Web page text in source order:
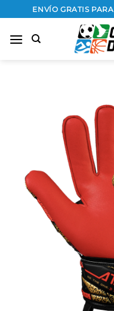
al
contenido
ENVÍO GRATIS